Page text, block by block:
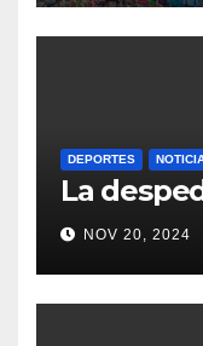
DEPORTES
La
NOV 20, 2024